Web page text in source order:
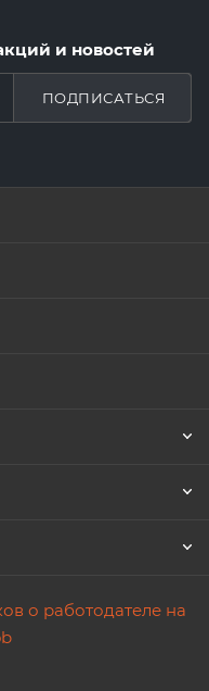
и новостей
ПОДПИСАТЬСЯ